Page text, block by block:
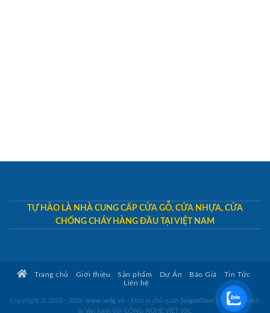
TỰ HÀO LÀ NHÀ CUNG CẤP CỬA GỖ, CỬA NHỰA, CỬA
CHỐNG CHÁY HÀNG ĐẦU TẠI VIỆT NAM
Trang chủ Giới thiệu Sản phẩm Dự Án Báo Giá
Tin Tức
Liên hệ
Copyright © 2010 - 2026 www.wdg.vn - Đơn vị chủ quản SaigonDoor
Thiết kế Web
& Vận hành bởi CÔNG NGHỆ VIỆT JSC